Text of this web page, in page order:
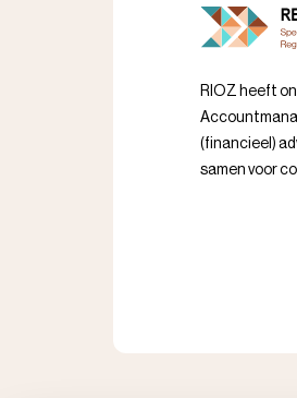
RIOZ heeft
(financieel)
samen voor